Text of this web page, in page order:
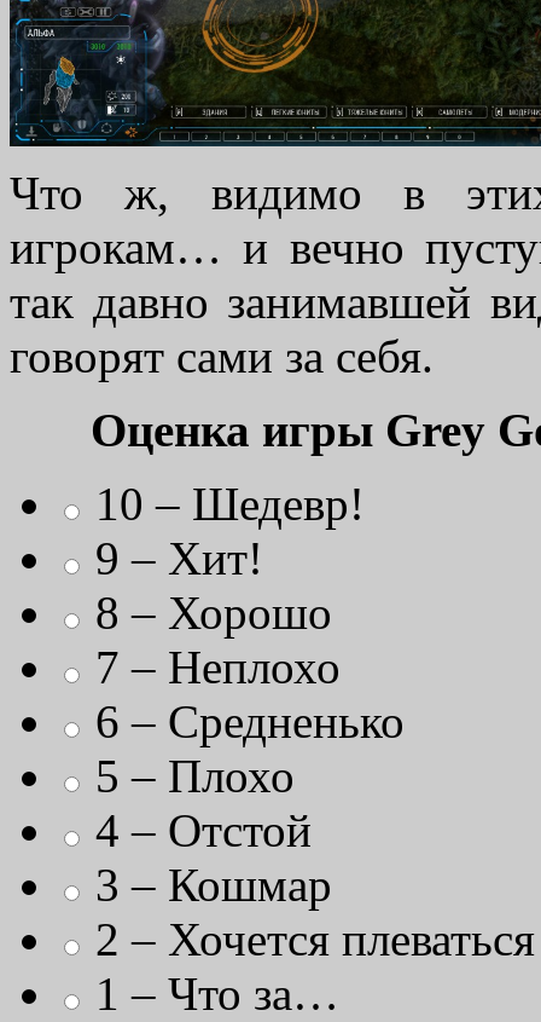
Что ж, видимо в этих
игрокам… и вечно
так давно занимавшей
говорят сами за себя.
Оценка игры Grey
10 – Шедевр!
9 – Хит!
8 – Хорошо
7 – Неплохо
6 – Средненько
5 – Плохо
4 – Отстой
3 – Кошмар
2 – Хочется плеваться
1 – Что за…